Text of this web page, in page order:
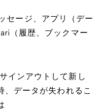
セージ、アプリ（デー
（履歴、ブックマー
インアウトして新し
データが失われるこ